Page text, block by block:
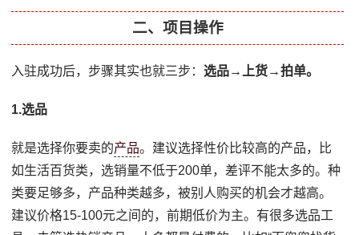
二、项目操作
入驻成功后，步骤其实也就三步： 选品→上货→拍单。
1.选品
就是选择你要卖的产品。建议选择性价比较高的产品，比
如生活百货类，选销量不低于200单，差评不能太多的。种
类要足够多，产品种类越多，被别人购买的机会才越高。
建议价格15-100元之间的，前期低价为主。有很多选品工